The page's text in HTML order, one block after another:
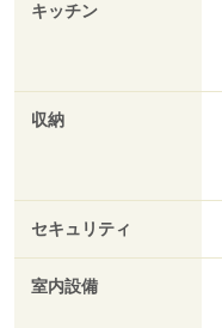
キッチン
収納
セキュリティ
室内設備